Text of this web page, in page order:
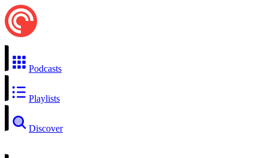
Podcasts
Playlists
Discover